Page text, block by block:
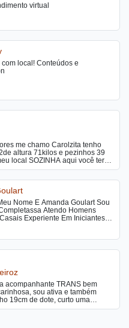
virtual
com local! Conteúdos e
me chamo Carolzita tenho
altura 71kilos e pezinhos 39
local SOZINHA aqui você terá
também a casais. Se
um atendimento top e
encontrou. Sou uma gata do tipo
de realizar fetiches, tenho um
sou estilo namoradinha. Uma
dote bem gostoso para você
puta, sempre disponível para
que deseja. Ao me ligar vai
linda voz, sempre transmitindo
Disponível também para
Estou disponível 24 horas,
me contate com 30 minutos
Nome E Amanda Goulart Sou
Atendo Homens
acompanhante TRANS bem
sou ativa e também
19cm de dote, curto uma
sem frescuras, realizo